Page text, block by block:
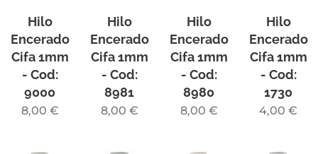
Hilo
Encerado
Cifa 1mm
- Cod:
9000
8,00 €
Hilo
Encerado
Cifa 1mm
- Cod:
8981
8,00 €
Hilo
Encerado
Cifa 1mm
- Cod:
8980
8,00 €
Hilo
Encerado
Cifa 1mm
- Cod:
1730
4,00 €